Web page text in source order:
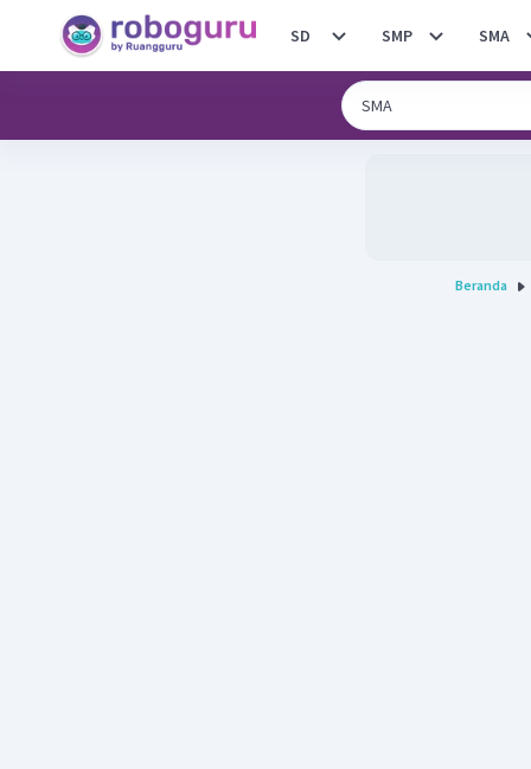
SD SMP SMA
Beranda